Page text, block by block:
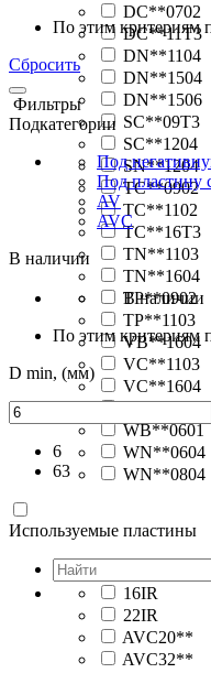
DC**0702
DC**11T3
DN**1104
DN**1504
DN**1506
SC**09T3
SC**1204
SN**1204
TC**0902
TC**1102
TC**16T3
TN**1103
TN**1604
TP**0902
TP**1103
VB**1604
VC**1103
VC**1604
VN**1604
WB**0601
WN**0604
WN**0804
По этим критериям
Сбросить
Фильтры
Подкатегории
Под
Под пластину
AV
AVC
В наличии
В наличии
По этим критериям
D min, (мм)
6
63
Используемые пластины
16IR
22IR
AVC20**
AVC32**